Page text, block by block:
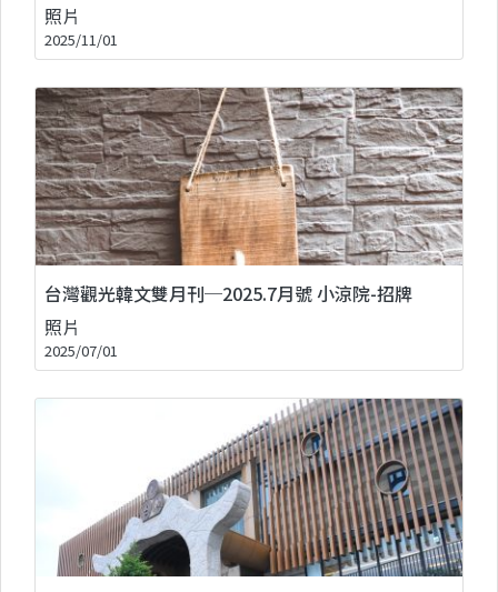
照片
2025/11/01
台灣觀光韓文雙月刊─2025.7月號 小涼院-招牌
照片
2025/07/01